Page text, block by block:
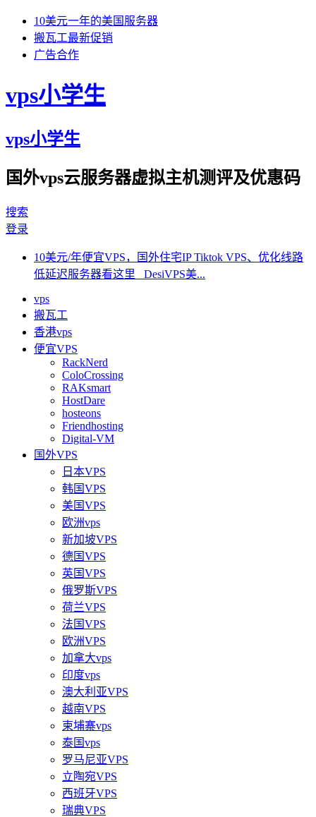
10美元一年的美国服务器
搬瓦工最新促销
广告合作
vps小学生
vps小学生
国外vps云服务器虚拟主机测评及优惠码
搜索
登录
10美元/年便宜VPS，国外住宅IP Tiktok VPS、优化线路
低延迟服务器看这里 DesiVPS美...
vps
搬瓦工
香港vps
便宜VPS
RackNerd
ColoCrossing
RAKsmart
HostDare
hosteons
Friendhosting
Digital-VM
国外VPS
日本VPS
韩国VPS
美国VPS
欧洲vps
新加坡VPS
德国VPS
英国VPS
俄罗斯VPS
荷兰VPS
法国VPS
欧洲VPS
加拿大vps
印度vps
澳大利亚VPS
越南VPS
柬埔寨vps
泰国vps
罗马尼亚VPS
立陶宛VPS
西班牙VPS
瑞典VPS